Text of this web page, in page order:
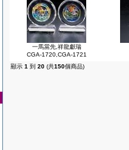
一馬當先,祥龍獻瑞
CGA-1720,CGA-1721
顯示 1 到 20(共150個商品)